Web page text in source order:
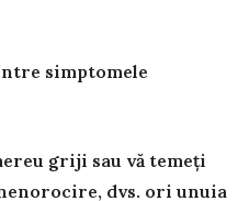
simptomele
griji sau vă temeți
dvs. ori unuia